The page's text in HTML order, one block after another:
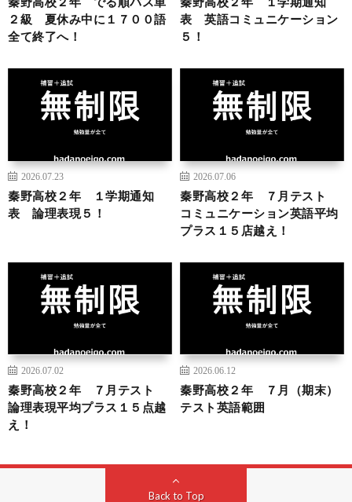
２級 夏休み中に１７００語
全て終了へ！
表 英語コミュニケーション
５！
2026.07.23
秦野高校２年 １学期通知
表 論理表現５！
2026.07.06
秦野高校２年 ７月テスト
コミュニケーション英語平均
プラス１５店越え！
2026.07.02
秦野高校２年 ７月テスト
論理表現平均プラス１５点越
え！
2026.06.12
秦野高校２年 ７月（期末）
テスト英語範囲
Back to Top